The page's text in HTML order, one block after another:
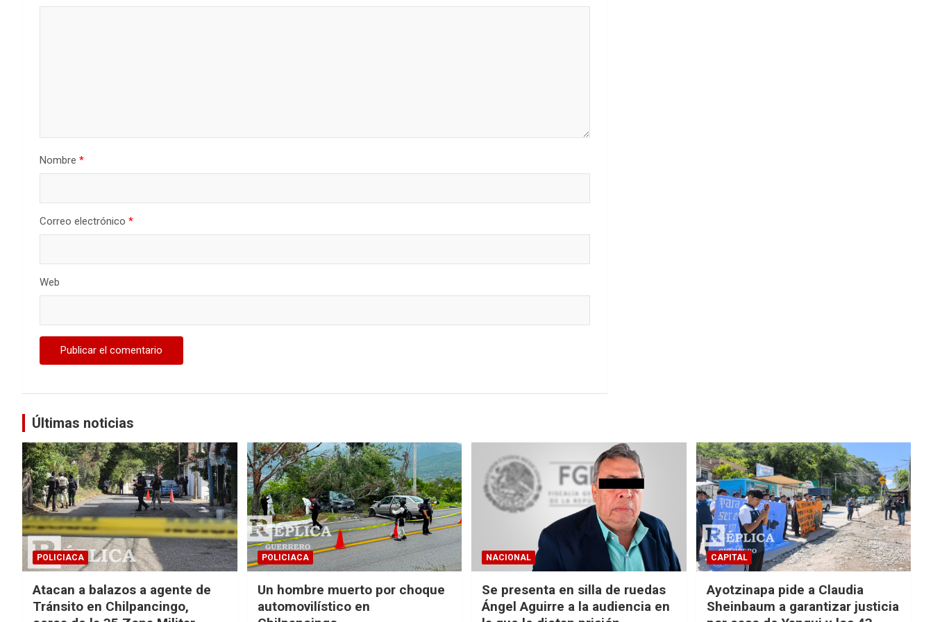
Nombre *
Correo electrónico *
Web
Últimas noticias
POLICIACA
Atacan a balazos a agente de
Tránsito en Chilpancingo,
POLICIACA
Un hombre muerto por choque
automovilístico en
NACIONAL
Se presenta en silla de ruedas
Ángel Aguirre a la audiencia en
CAPITAL
Ayotzinapa pide a Claudia
Sheinbaum a garantizar justicia